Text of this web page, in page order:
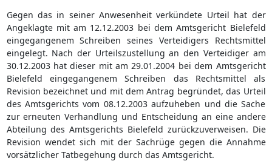
Gegen das in seiner Anwesenheit verkündete Urteil hat der
Angeklagte mit am 12.12.2003 bei dem Amtsgericht Bielefeld
eingegangenem Schreiben seines Verteidigers Rechtsmittel
eingelegt. Nach der Urteilszustellung an den Verteidiger am
30.12.2003 hat dieser mit am 29.01.2004 bei dem Amtsgericht
Bielefeld eingegangenem Schreiben das Rechtsmittel als
Revision bezeichnet und mit dem Antrag begründet, das Urteil
des Amtsgerichts vom 08.12.2003 aufzuheben und die Sache
zur erneuten Verhandlung und Entscheidung an eine andere
Abteilung des Amtsgerichts Bielefeld zurückzuverweisen. Die
Revision wendet sich mit der Sachrüge gegen die Annahme
vorsätzlicher Tatbegehung durch das Amtsgericht.